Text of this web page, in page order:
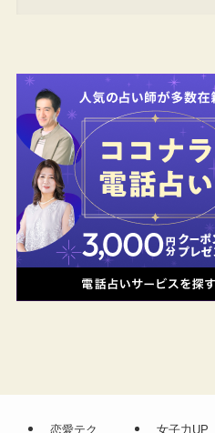
恋愛テク 女子力UP